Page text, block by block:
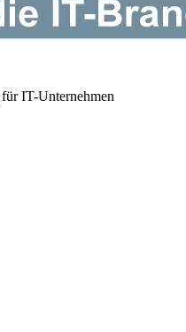
IT-Unternehmen